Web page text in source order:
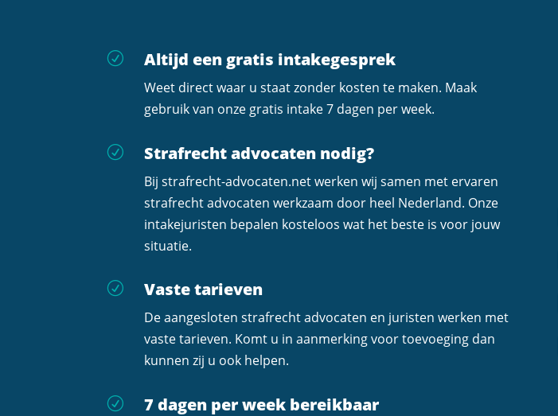
R Altijd een gratis intakegesprek
Weet direct waar u staat zonder kosten te maken. Maak
gebruik van onze gratis intake 7 dagen per week.
R Strafrecht advocaten nodig?
Bij strafrecht-advocaten.net werken wij samen met ervaren
strafrecht advocaten werkzaam door heel Nederland. Onze
intakejuristen bepalen kosteloos wat het beste is voor jouw
situatie.
R Vaste tarieven
De aangesloten strafrecht advocaten en juristen werken met
vaste tarieven. Komt u in aanmerking voor toevoeging dan
kunnen zij u ook helpen.
R 7 dagen per week bereikbaar